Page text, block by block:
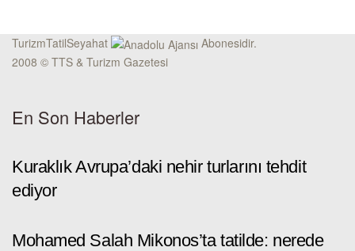
TurizmTatilSeyahat
Abonesidir.
2008 © TTS & Turizm Gazetesi
En Son Haberler
Kuraklık Avrupa’daki nehir turlarını tehdit
ediyor
Mohamed Salah Mikonos’ta tatilde: nerede